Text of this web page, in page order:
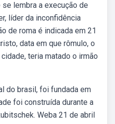
lembra a execução de
líder da inconfidência
de roma é indicada em 21
data em que rômulo, o
teria matado o irmão
do brasil, foi fundada em
foi construída durante a
Weba 21 de abril